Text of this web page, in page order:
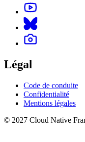
Légal
Code de conduite
Confidentialité
Mentions légales
© 2027 Cloud Native